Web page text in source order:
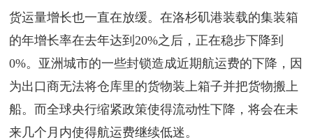
货运量增长也一直在放缓。在洛杉矶港装载的集装箱
的年增长率在去年达到20%之后，正在稳步下降到
0%。亚洲城市的一些封锁造成近期航运费的下降，因
为出口商无法将仓库里的货物装上箱子并把货物搬上
船。而全球央行缩紧政策使得流动性下降，将会在未
来几个月内使得航运费继续低迷。